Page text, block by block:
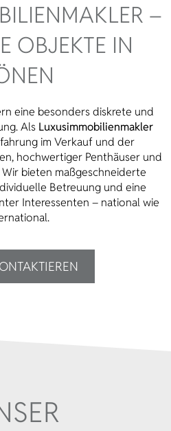
–
OBJEKTE IN
eine besonders diskrete und
Als Luxusimmobilienmakler
im Verkauf und der
hochwertiger Penthäuser und
bieten maßgeschneiderte
Betreuung und eine
Interessenten – national wie